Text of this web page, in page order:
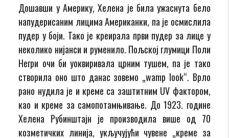
Дошавши у Америку, Хелена је била ужаснута бело
напудерисаним лицима Американки, па је осмислила
пудер у боји. Тако је креирала први пудер за лице у
неколико нијанси и руменило. Пољској глумици Поли
Негри очи би уоквиривала црним тушем, па је тако
створила оно што данас зовемо „wamp look“. Врло
рано нудила је и креме са заштитним UV фактором,
као и креме за самопотамњивање. До 1923. године
Хелена Рубинштајн је производила више од 70
козметичких линија, укључујући чувене „креме за